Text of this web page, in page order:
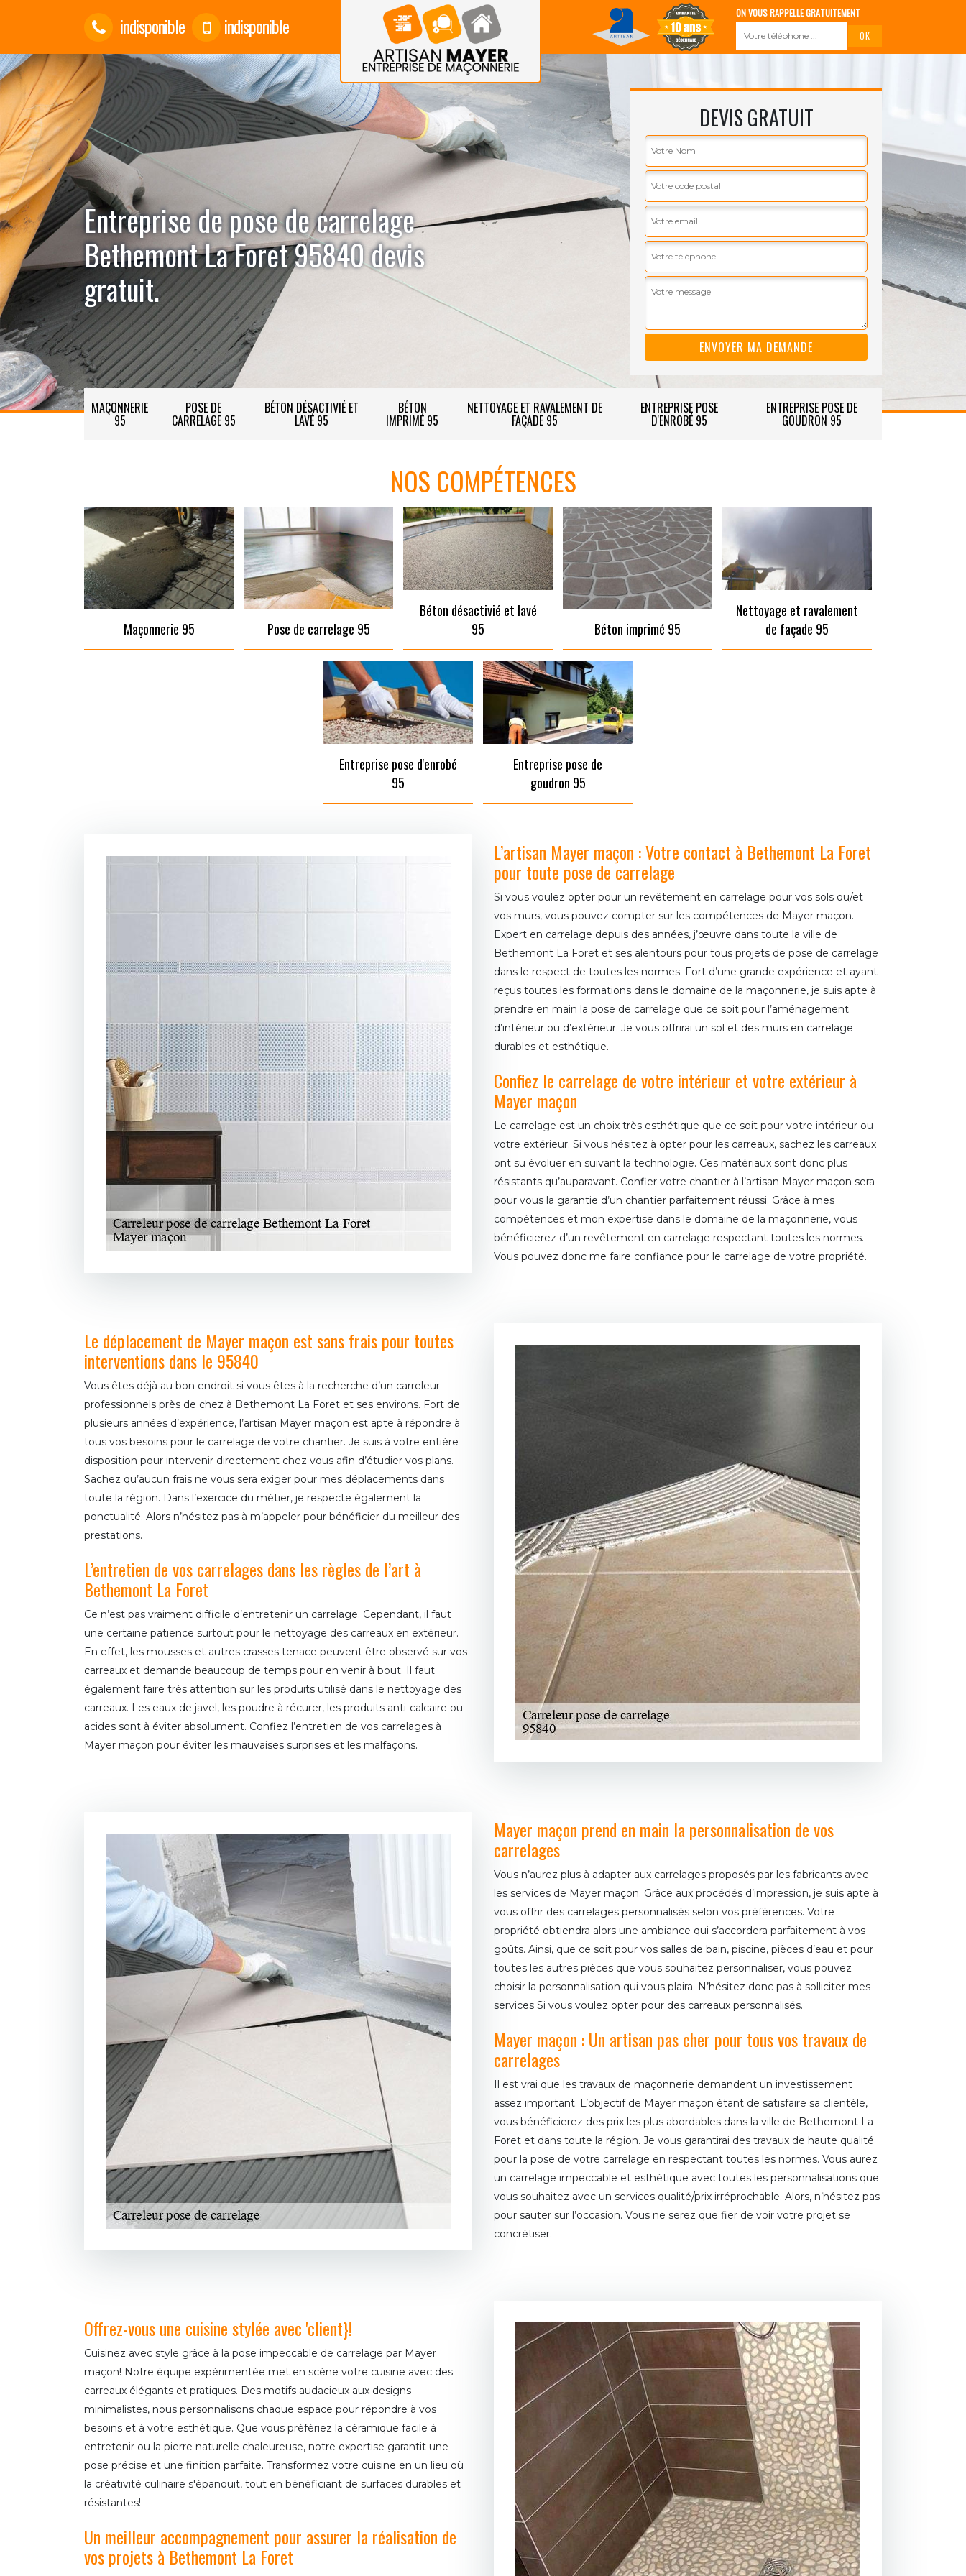
indisponible indisponible ON VOUS RAPPELLE GRATUITEMENT
Entreprise de pose de carrelage
Bethemont La Foret 95840 devis
gratuit.
DEVIS GRATUIT
MAÇONNERIE
95
POSE DE
CARRELAGE 95
BÉTON DÉSACTIVIÉ ET
LAVÉ 95
BÉTON
IMPRIMÉ 95
NETTOYAGE ET RAVALEMENT DE
FAÇADE 95
ENTREPRISE POSE
D'ENROBÉ 95
ENTREPRISE POSE DE
GOUDRON 95
NOS COMPÉTENCES
Maçonnerie 95 Pose de carrelage 95
Béton désactivié et lavé
95
Béton imprimé 95
Nettoyage et ravalement
de façade 95
Entreprise pose d'enrobé
95
Entreprise pose de
goudron 95
L’artisan Mayer maçon : Votre contact à Bethemont La Foret
pour toute pose de carrelage
Si vous voulez opter pour un revêtement en carrelage pour vos sols ou/et
vos murs, vous pouvez compter sur les compétences de Mayer maçon.
Expert en carrelage depuis des années, j’œuvre dans toute la ville de
Bethemont La Foret et ses alentours pour tous projets de pose de carrelage
dans le respect de toutes les normes. Fort d’une grande expérience et ayant
reçus toutes les formations dans le domaine de la maçonnerie, je suis apte à
prendre en main la pose de carrelage que ce soit pour l’aménagement
d’intérieur ou d’extérieur. Je vous offrirai un sol et des murs en carrelage
durables et esthétique.
Confiez le carrelage de votre intérieur et votre extérieur à
Mayer maçon
Le carrelage est un choix très esthétique que ce soit pour votre intérieur ou
votre extérieur. Si vous hésitez à opter pour les carreaux, sachez les carreaux
ont su évoluer en suivant la technologie. Ces matériaux sont donc plus
résistants qu’auparavant. Confier votre chantier à l’artisan Mayer maçon sera
pour vous la garantie d’un chantier parfaitement réussi. Grâce à mes
compétences et mon expertise dans le domaine de la maçonnerie, vous
bénéficierez d’un revêtement en carrelage respectant toutes les normes.
Vous pouvez donc me faire confiance pour le carrelage de votre propriété.
Le déplacement de Mayer maçon est sans frais pour toutes
interventions dans le 95840
Vous êtes déjà au bon endroit si vous êtes à la recherche d’un carreleur
professionnels près de chez à Bethemont La Foret et ses environs. Fort de
plusieurs années d’expérience, l’artisan Mayer maçon est apte à répondre à
tous vos besoins pour le carrelage de votre chantier. Je suis à votre entière
disposition pour intervenir directement chez vous afin d’étudier vos plans.
Sachez qu’aucun frais ne vous sera exiger pour mes déplacements dans
toute la région. Dans l’exercice du métier, je respecte également la
ponctualité. Alors n’hésitez pas à m’appeler pour bénéficier du meilleur des
prestations.
L’entretien de vos carrelages dans les règles de l’art à
Bethemont La Foret
Ce n’est pas vraiment difficile d’entretenir un carrelage. Cependant, il faut
une certaine patience surtout pour le nettoyage des carreaux en extérieur.
En effet, les mousses et autres crasses tenace peuvent être observé sur vos
carreaux et demande beaucoup de temps pour en venir à bout. Il faut
également faire très attention sur les produits utilisé dans le nettoyage des
carreaux. Les eaux de javel, les poudre à récurer, les produits anti-calcaire ou
acides sont à éviter absolument. Confiez l’entretien de vos carrelages à
Mayer maçon pour éviter les mauvaises surprises et les malfaçons.
Mayer maçon prend en main la personnalisation de vos
carrelages
Vous n’aurez plus à adapter aux carrelages proposés par les fabricants avec
les services de Mayer maçon. Grâce aux procédés d’impression, je suis apte à
vous offrir des carrelages personnalisés selon vos préférences. Votre
propriété obtiendra alors une ambiance qui s’accordera parfaitement à vos
goûts. Ainsi, que ce soit pour vos salles de bain, piscine, pièces d’eau et pour
toutes les autres pièces que vous souhaitez personnaliser, vous pouvez
choisir la personnalisation qui vous plaira. N’hésitez donc pas à solliciter mes
services Si vous voulez opter pour des carreaux personnalisés.
Mayer maçon : Un artisan pas cher pour tous vos travaux de
carrelages
Il est vrai que les travaux de maçonnerie demandent un investissement
assez important. L’objectif de Mayer maçon étant de satisfaire sa clientèle,
vous bénéficierez des prix les plus abordables dans la ville de Bethemont La
Foret et dans toute la région. Je vous garantirai des travaux de haute qualité
pour la pose de votre carrelage en respectant toutes les normes. Vous aurez
un carrelage impeccable et esthétique avec toutes les personnalisations que
vous souhaitez avec un services qualité/prix irréprochable. Alors, n’hésitez pas
pour sauter sur l’occasion. Vous ne serez que fier de voir votre projet se
concrétiser.
Offrez-vous une cuisine stylée avec 'client}!
Cuisinez avec style grâce à la pose impeccable de carrelage par Mayer
maçon! Notre équipe expérimentée met en scène votre cuisine avec des
carreaux élégants et pratiques. Des motifs audacieux aux designs
minimalistes, nous personnalisons chaque espace pour répondre à vos
besoins et à votre esthétique. Que vous préfériez la céramique facile à
entretenir ou la pierre naturelle chaleureuse, notre expertise garantit une
pose précise et une finition parfaite. Transformez votre cuisine en un lieu où
la créativité culinaire s'épanouit, tout en bénéficiant de surfaces durables et
résistantes!
Un meilleur accompagnement pour assurer la réalisation de
vos projets à Bethemont La Foret